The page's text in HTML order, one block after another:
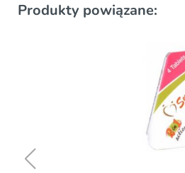
Produkty powiązane: